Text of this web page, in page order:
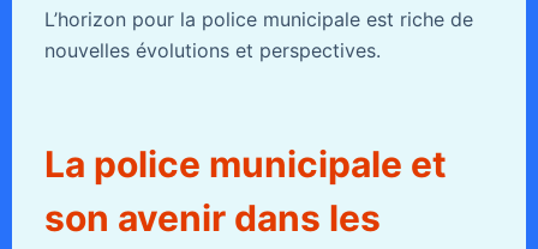
L’horizon pour la police municipale est riche de
nouvelles évolutions et perspectives.
La police municipale et
son avenir dans les